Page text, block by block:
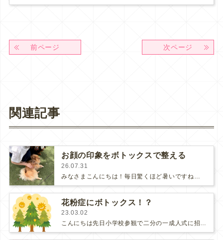
前ページ 次ページ
関連記事
お顔の印象をボトックスで整える
26.07.31
花粉症にボトックス！？
23.03.02
こんにちは先日小学校参観で二分の一成人式に招待されました♪卒業式ではないけど、一つの区切りを迎えた感じです。涙腺崩壊する母たち…